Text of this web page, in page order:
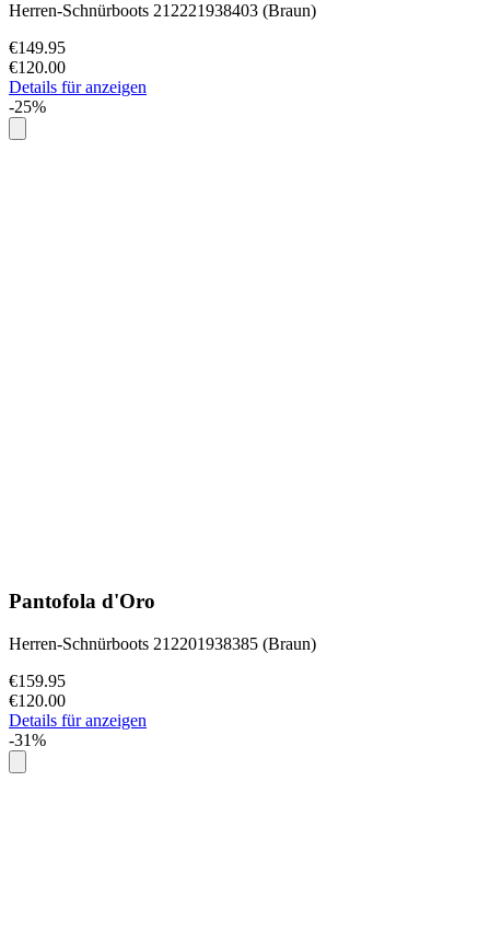
Herren-Schnürboots 212221938403 (Braun)
€149.95
€120.00
Details für anzeigen
-25%
Pantofola d'Oro
Herren-Schnürboots 212201938385 (Braun)
€159.95
€120.00
Details für anzeigen
-31%